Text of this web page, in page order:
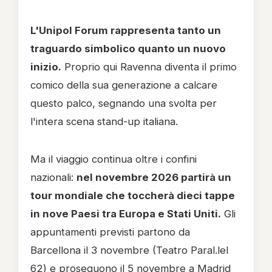
L'Unipol Forum rappresenta tanto un
traguardo simbolico quanto un nuovo
inizio. Proprio qui Ravenna diventa il primo
comico della sua generazione a calcare
questo palco, segnando una svolta per
l'intera scena stand-up italiana.
Ma il viaggio continua oltre i confini
nazionali: nel novembre 2026 partirà un
tour mondiale che toccherà dieci tappe
in nove Paesi tra Europa e Stati Uniti. Gli
appuntamenti previsti partono da
Barcellona il 3 novembre (Teatro Paral.lel
62) e proseguono il 5 novembre a Madrid